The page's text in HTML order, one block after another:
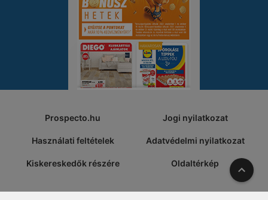
Prospecto.hu Jogi nyilatkozat
Használati feltételek Adatvédelmi nyilatkozat
Kiskereskedők részére Oldaltérkép A